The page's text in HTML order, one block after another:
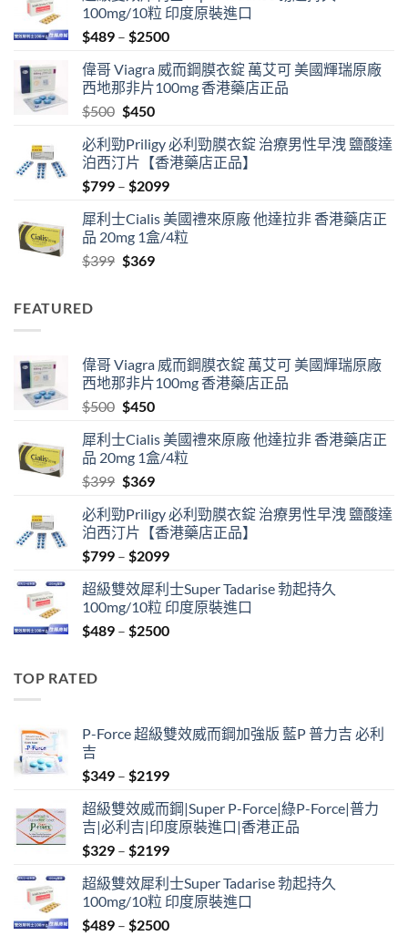
100mg/10粒 印度原裝進口
$489 – $2500Price
$489
through
偉哥 Viagra 威而鋼膜衣錠 萬艾可 美國輝瑞原廠
西地那非片100mg 香港藥店正品
$500 Original
was:
$500.
$450Current
is:
$450.
必利勁Priligy 必利勁膜衣錠 治療男性早洩 鹽酸達
泊西汀片【香港藥店正品】
$799 – $2099Price
$799
through
犀利士Cialis 美國禮來原廠 他達拉非 香港藥店正
品 20mg 1盒/4粒
$399 Original
$369Current
FEATURED
偉哥 Viagra 威而鋼膜衣錠 萬艾可 美國輝瑞原廠
西地那非片100mg 香港藥店正品
$500 Original
was:
$500.
$450Current
is:
$450.
犀利士Cialis 美國禮來原廠 他達拉非 香港藥店正
品 20mg 1盒/4粒
$399 Original
was:
$399.
$369Current
is:
$369.
必利勁Priligy 必利勁膜衣錠 治療男性早洩 鹽酸達
泊西汀片【香港藥店正品】
$799 – $2099Price
$799
through
$2099
超級雙效犀利士Super Tadarise 勃起持久
100mg/10粒 印度原裝進口
$489 – $2500Price
TOP RATED
P-Force 超級雙效威而鋼加強版 藍P 普力吉 必利
吉
$349 – $2199Price
$349
through
$2199
超級雙效威而鋼|Super P-Force|綠P-Force|普力
吉|必利吉|印度原裝進口|香港正品
$329 – $2199Price
$329
through
$2199
超級雙效犀利士Super Tadarise 勃起持久
100mg/10粒 印度原裝進口
$489 – $2500Price